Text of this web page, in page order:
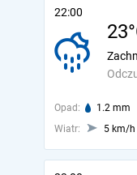
22:00
Opad: 1.2 mm
Wiatr:
5 km/h